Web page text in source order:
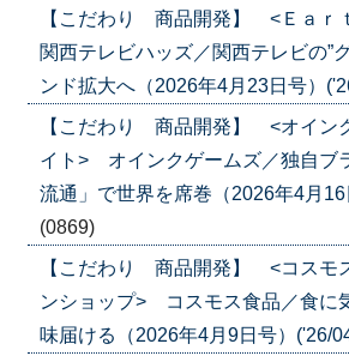
【こだわり 商品開発】 <Ｅａｒ
関西テレビハッズ／関西テレビの”
ンド拡大へ（2026年4月23日号）
【こだわり 商品開発】 <オイン
イト> オインクゲームズ／独自ブ
流通」で世界を席巻（2026年4月
(0869)
【こだわり 商品開発】 <コスモ
ンショップ> コスモス食品／食に
味届ける（2026年4月9日号）('26/